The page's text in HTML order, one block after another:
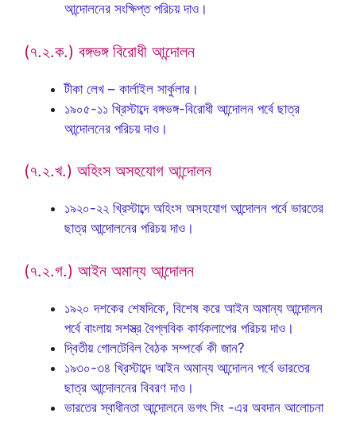
আন্দোলনের সংক্ষিপ্ত পরিচয় দাও।
(৭.২.ক.) বঙ্গভঙ্গ বিরোধী আন্দোলন
টীকা লেখ – কার্লাইল সার্কুলার।
১৯০৫-১১ খ্রিস্টাব্দে বঙ্গভঙ্গ-বিরোধী আন্দোলন পর্বে ছাত্র
আন্দোলনের পরিচয় দাও।
(৭.২.খ.) অহিংস অসহযোগ আন্দোলন
১৯২০-২২ খ্রিস্টাব্দে অহিংস অসহযোগ আন্দোলন পর্বে ভারতের
ছাত্র আন্দোলনের পরিচয় দাও।
(৭.২.গ.) আইন অমান্য আন্দোলন
১৯২০ দশকের শেষদিকে, বিশেষ করে আইন অমান্য আন্দোলন
পর্বে বাংলায় সশস্ত্র বৈপ্লবিক কার্যকলাপের পরিচয় দাও।
দ্বিতীয় গোলটেবিল বৈঠক সম্পর্কে কী জান?
১৯৩০-৩৪ খ্রিস্টাব্দে আইন অমান্য আন্দোলন পর্বে ভারতের
ছাত্র আন্দোলনের বিবরণ দাও।
ভারতের স্বাধীনতা আন্দোলনে ভগৎ সিং -এর অবদান আলোচনা